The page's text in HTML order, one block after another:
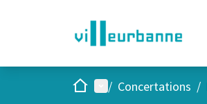
AccueilMenu principal
/ Concertations /